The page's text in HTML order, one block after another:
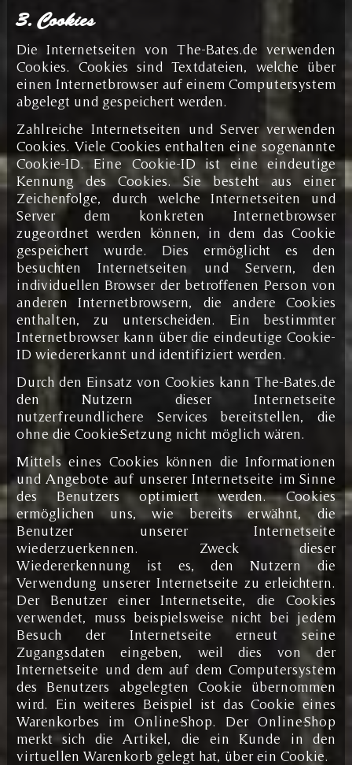
3. Cookies
Die Internetseiten von The-Bates.de verwenden
Cookies. Cookies sind Textdateien, welche über
einen Internetbrowser auf einem Computersystem
abgelegt und gespeichert werden.
Zahlreiche Internetseiten und Server verwenden
Cookies. Viele Cookies enthalten eine sogenannte
Cookie-ID. Eine Cookie-ID ist eine eindeutige
Kennung des Cookies. Sie besteht aus einer
Zeichenfolge, durch welche Internetseiten und
Server dem konkreten Internetbrowser
zugeordnet werden können, in dem das Cookie
gespeichert wurde. Dies ermöglicht es den
besuchten Internetseiten und Servern, den
individuellen Browser der betroffenen Person von
anderen Internetbrowsern, die andere Cookies
enthalten, zu unterscheiden. Ein bestimmter
Internetbrowser kann über die eindeutige Cookie-
ID wiedererkannt und identifiziert werden.
Durch den Einsatz von Cookies kann The-Bates.de
den Nutzern dieser Internetseite
nutzerfreundlichere Services bereitstellen, die
ohne die Cookie-Setzung nicht möglich wären.
Mittels eines Cookies können die Informationen
und Angebote auf unserer Internetseite im Sinne
des Benutzers optimiert werden. Cookies
ermöglichen uns, wie bereits erwähnt, die
Benutzer unserer Internetseite
wiederzuerkennen. Zweck dieser
Wiedererkennung ist es, den Nutzern die
Verwendung unserer Internetseite zu erleichtern.
Der Benutzer einer Internetseite, die Cookies
verwendet, muss beispielsweise nicht bei jedem
Besuch der Internetseite erneut seine
Zugangsdaten eingeben, weil dies von der
Internetseite und dem auf dem Computersystem
des Benutzers abgelegten Cookie übernommen
wird. Ein weiteres Beispiel ist das Cookie eines
Warenkorbes im Online-Shop. Der Online-Shop
merkt sich die Artikel, die ein Kunde in den
virtuellen Warenkorb gelegt hat, über ein Cookie.